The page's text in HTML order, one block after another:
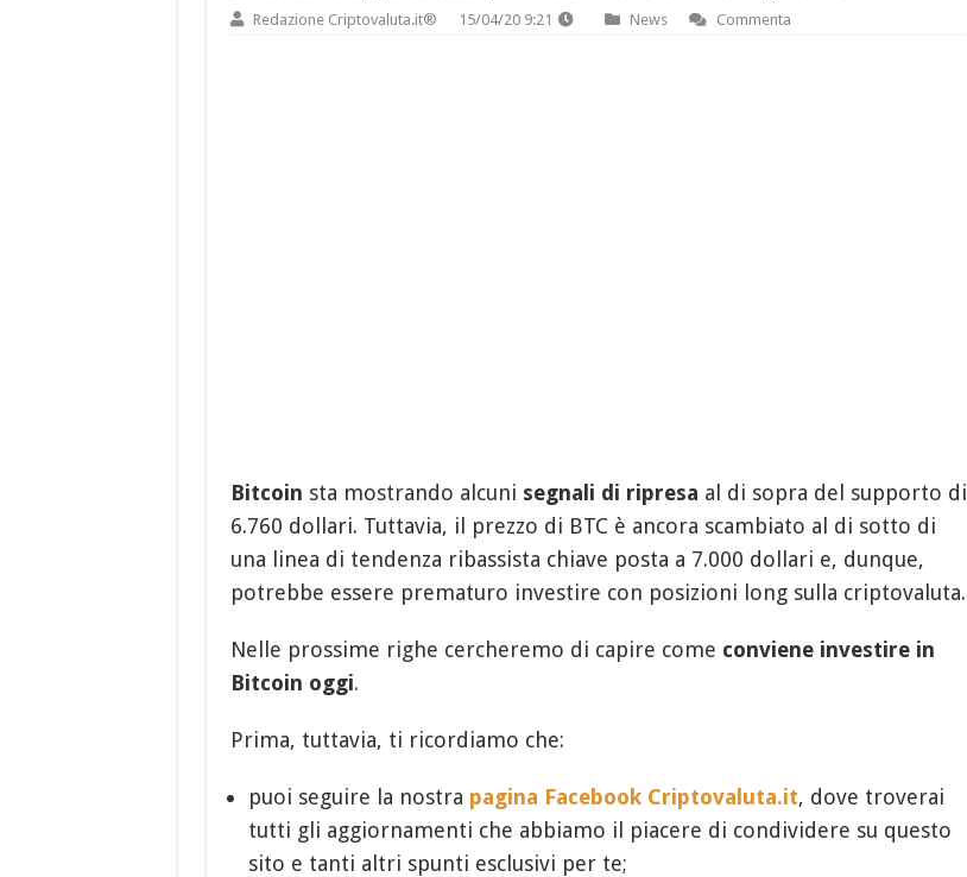
Redazione Criptovaluta.it® 15/04/20 9:21 News Commenta
Bitcoin sta mostrando alcuni segnali di ripresa al di sopra del supporto di
6.760 dollari. Tuttavia, il prezzo di BTC è ancora scambiato al di sotto di
una linea di tendenza ribassista chiave posta a 7.000 dollari e, dunque,
potrebbe essere prematuro investire con posizioni long sulla criptovaluta.
Nelle prossime righe cercheremo di capire come conviene investire in
Bitcoin oggi.
Prima, tuttavia, ti ricordiamo che:
puoi seguire la nostra pagina Facebook Criptovaluta.it, dove troverai
tutti gli aggiornamenti che abbiamo il piacere di condividere su questo
sito e tanti altri spunti esclusivi per te;